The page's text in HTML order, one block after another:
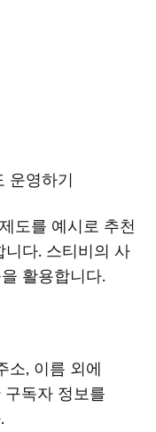
운영하기
도를 예시로 추천
니다. 스티비의 사
활용합니다.
소, 이름 외에
구독자 정보를